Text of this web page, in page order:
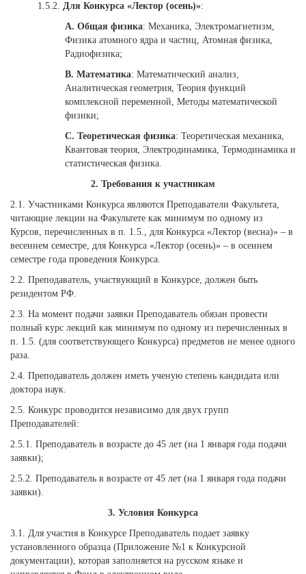
1.5.2. Для Конкурса «Лектор (осень)»:
A. Общая физика: Механика, Электромагнетизм,
Физика атомного ядра и частиц, Атомная физика,
Радиофизика;
B. Математика: Математический анализ,
Аналитическая геометрия, Теория функций
комплексной переменной, Методы математической
физики;
C. Теоретическая физика: Теоретическая механика,
Квантовая теория, Электродинамика, Термодинамика и
статистическая физика.
2. Требования к участникам
2.1. Участниками Конкурса являются Преподаватели Факультета,
читающие лекции на Факультете как минимум по одному из
Курсов, перечисленных в п. 1.5., для Конкурса «Лектор (весна)» – в
весеннем семестре, для Конкурса «Лектор (осень)» – в осеннем
семестре года проведения Конкурса.
2.2. Преподаватель, участвующий в Конкурсе, должен быть
резидентом РФ.
2.3. На момент подачи заявки Преподаватель обязан провести
полный курс лекций как минимум по одному из перечисленных в
п. 1.5. (для соответствующего Конкурса) предметов не менее одного
раза.
2.4. Преподаватель должен иметь ученую степень кандидата или
доктора наук.
2.5. Конкурс проводится независимо для двух групп
Преподавателей:
2.5.1. Преподаватель в возрасте до 45 лет (на 1 января года подачи
заявки);
2.5.2. Преподаватель в возрасте от 45 лет (на 1 января года подачи
заявки).
3. Условия Конкурса
3.1. Для участия в Конкурсе Преподаватель подает заявку
установленного образца (Приложение №1 к Конкурсной
документации), которая заполняется на русском языке и